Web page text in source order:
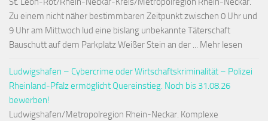
Zu einem nicht näher bestimmbaren Zeitpunkt zwischen 0 Uhr und
9 Uhr am Mittwoch lud eine bislang unbekannte Täterschaft
Bauschutt auf dem Parkplatz Weißer Stein an der ... Mehr lesen
Ludwigshafen – Cybercrime oder Wirtschaftskriminalität – Polizei
Rheinland-Pfalz ermöglicht Quereinstieg. Noch bis 31.08.26
bewerben!
Ludwigshafen/Metropolregion Rhein-Neckar. Komplexe